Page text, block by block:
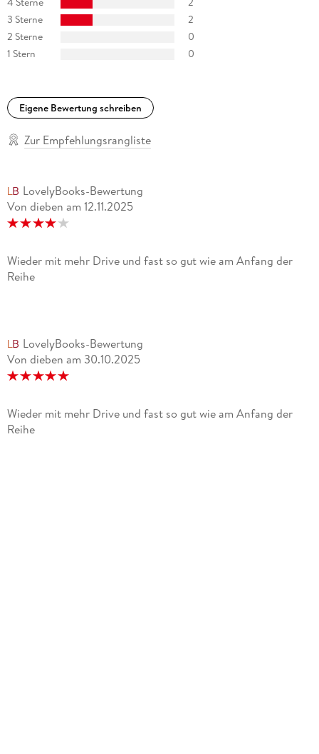
3 Sterne
2
2 Sterne
0
1 Stern
0
Eigene Bewertung schreiben
Zur Empfehlungsrangliste
LovelyBooks-Bewertung
Von dieben am 12.11.2025
Wieder mit mehr Drive und fast so gut wie am Anfang der
Reihe
LovelyBooks-Bewertung
Von dieben am 30.10.2025
Wieder mit mehr Drive und fast so gut wie am Anfang der
Reihe